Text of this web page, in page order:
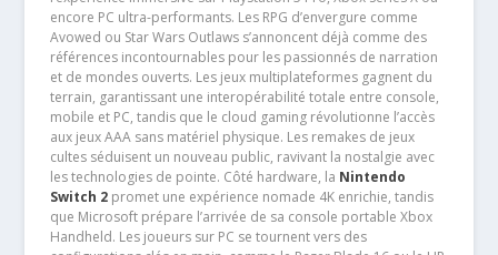
encore PC ultra-performants. Les RPG d’envergure comme
Avowed ou Star Wars Outlaws s’annoncent déjà comme des
références incontournables pour les passionnés de narration
et de mondes ouverts. Les jeux multiplateformes gagnent du
terrain, garantissant une interopérabilité totale entre console,
mobile et PC, tandis que le cloud gaming révolutionne l’accès
aux jeux AAA sans matériel physique. Les remakes de jeux
cultes séduisent un nouveau public, ravivant la nostalgie avec
les technologies de pointe. Côté hardware, la Nintendo
Switch 2promet une expérience nomade 4K enrichie, tandis
que Microsoft prépare l’arrivée de sa console portable Xbox
Handheld. Les joueurs sur PC se tournent vers des